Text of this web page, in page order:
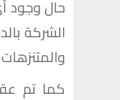
حال وجود
الشركة
كما تم